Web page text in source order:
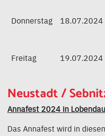
Donnerstag 18.07.2024
Freitag 19.07.2024
Neustadt /
Annafest 2024 in
Das Annafest wird in